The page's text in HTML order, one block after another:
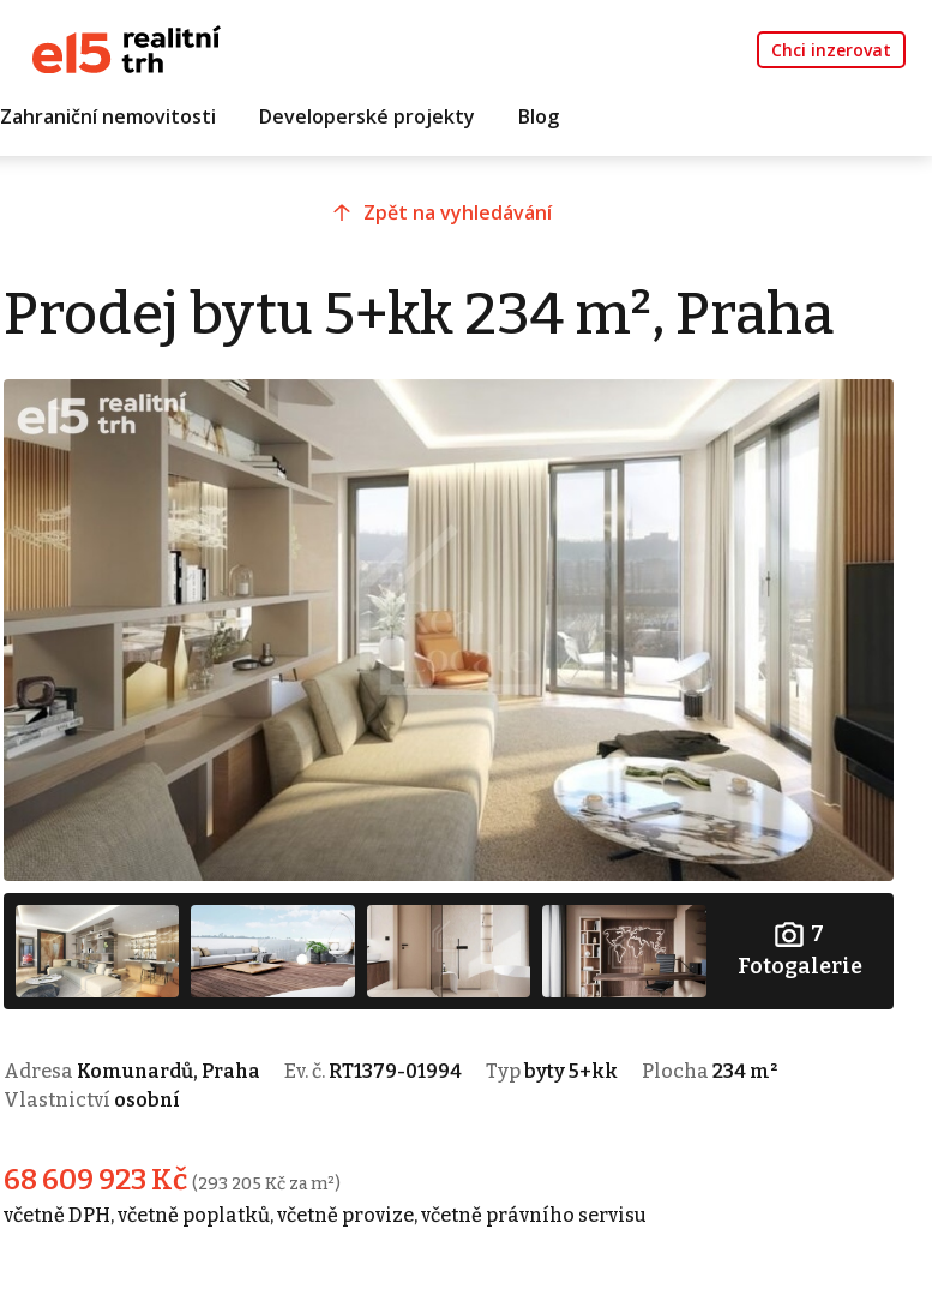
Chci inzerovat
Zahraniční nemovitosti Developerské projekty Blog
Zpět na vyhledávání
Prodej bytu 5+kk 234 m², Praha
7
Fotogalerie
Adresa Komunardů, Praha Ev. č. RT1379-01994 Typbyty 5+kk Plocha 234 m²
Vlastnictví osobní
68 609 923 Kč (293 205 Kč za m²)
včetně DPH, včetně poplatků, včetně provize, včetně právního servisu